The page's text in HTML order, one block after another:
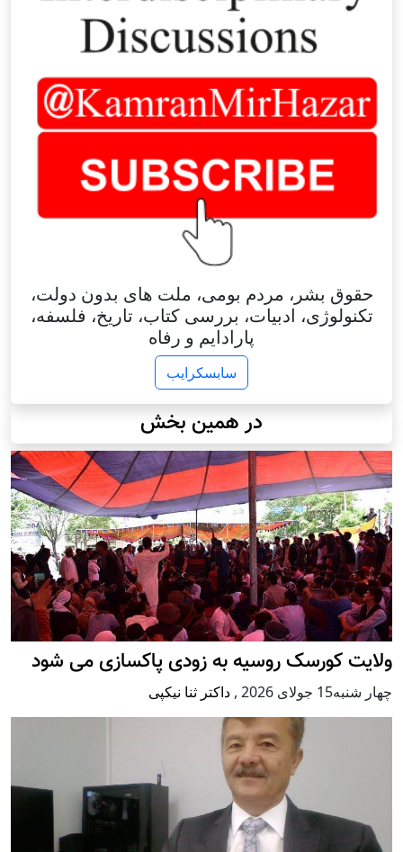
حقوق بشر، مردم بومی، ملت های بدون دولت،
تکنولوژی، ادبیات، بررسی کتاب، تاریخ، فلسفه،
پارادایم و رفاه
سابسکرایب
در همین بخش
ولایت کورسک روسیه به زودی پاکسازی می شود
چهار شنبه15 جولای 2026 , داکتر ثنا نیکپی